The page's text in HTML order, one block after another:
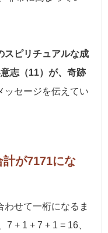
スピリチュアルな成
志（11）が、奇跡
ッセージを伝えてい
が7171にな
せて一桁になるま
+ 1 + 7 + 1 = 16、